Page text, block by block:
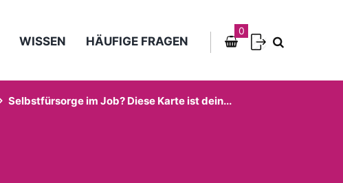
WISSEN HÄUFIGE FRAGEN
0
Selbstfürsorge im Job? Diese Karte ist dein...